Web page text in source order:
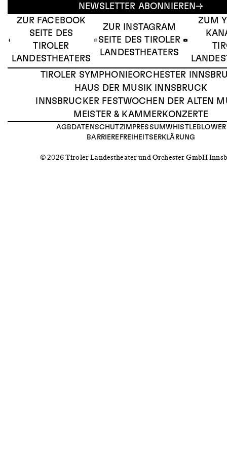
NEWSLETTER ABONNIEREN
ZUR FACEBOOK
SEITE DES
TIROLER
LANDESTHEATERS
ZUR INSTAGRAM
SEITE DES TIROLER
LANDESTHEATERS
ZUM
TIROLER SYMPHONIEORCHESTER
HAUS DER MUSIK INNSBRUCK
INNSBRUCKER FESTWOCHEN DER ALTEN
MEISTER & KAMMERKONZERTE
AGB DATENSCHUTZIMPRESSUMWHISTLEBLOWER
BARRIEREFREIHEITSERKLÄRUNG
© 2026 Tiroler Landestheater und Orchester GmbH